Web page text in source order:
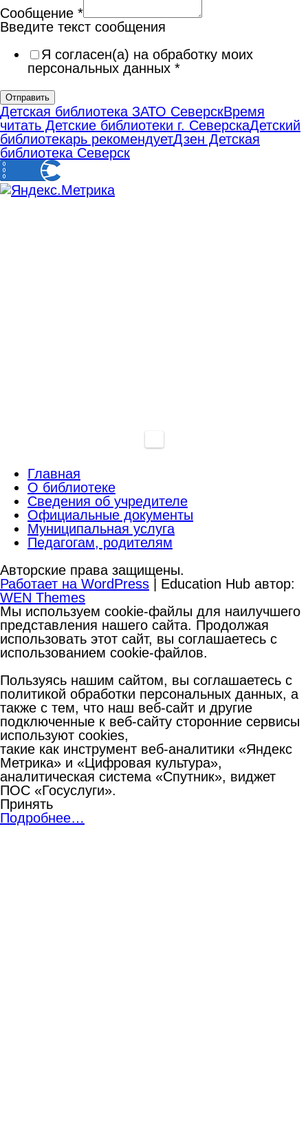
Сообщение *
Введите текст сообщения
Я согласен(а) на обработку моих
персональных данных *
Отправить
Детская библиотека ЗАТО СеверскВремя
читать Детские библиотеки г. СеверскаДетский
библиотекарь рекомендуетДзен Детская
библиотека Северск
Главная
О библиотеке
Сведения об учредителе
Официальные документы
Муниципальная услуга
Педагогам, родителям
Авторские права защищены.
Работает на WordPress | Education Hub автор:
WEN Themes
Мы используем cookie-файлы для наилучшего
представления нашего сайта. Продолжая
использовать этот сайт, вы соглашаетесь с
использованием cookie-файлов.
Пользуясь нашим сайтом, вы соглашаетесь с
политикой обработки персональных данных, а
также с тем, что наш веб-сайт и другие
подключенные к веб-сайту сторонние сервисы
используют cookies,
такие как инструмент веб-аналитики «Яндекс
Метрика» и «Цифровая культура»,
аналитическая система «Спутник», виджет
ПОС «Госуслуги».
Принять
Подробнее…